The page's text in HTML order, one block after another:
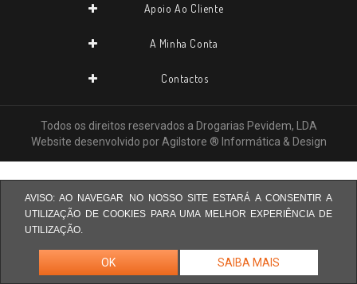
AVISO: AO NAVEGAR NO NOSSO SITE ESTARÁ A CONSENTIR A
UTILIZAÇÃO DE COOKIES PARA UMA MELHOR EXPERIÊNCIA DE
UTILIZAÇÃO.
OK SAIBA MAIS
Apoio Ao Cliente
A Minha Conta
Contactos
Todos os direitos reservados a Drogarias Pevidem, LDA
Website desenvolvido por Agilstore ® Informática & Design